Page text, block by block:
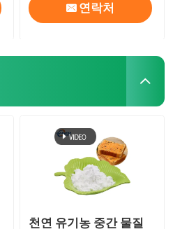
연락처
천연 유기농 중간 물질